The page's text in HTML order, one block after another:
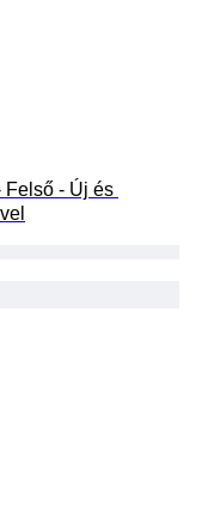
Felső - Új és